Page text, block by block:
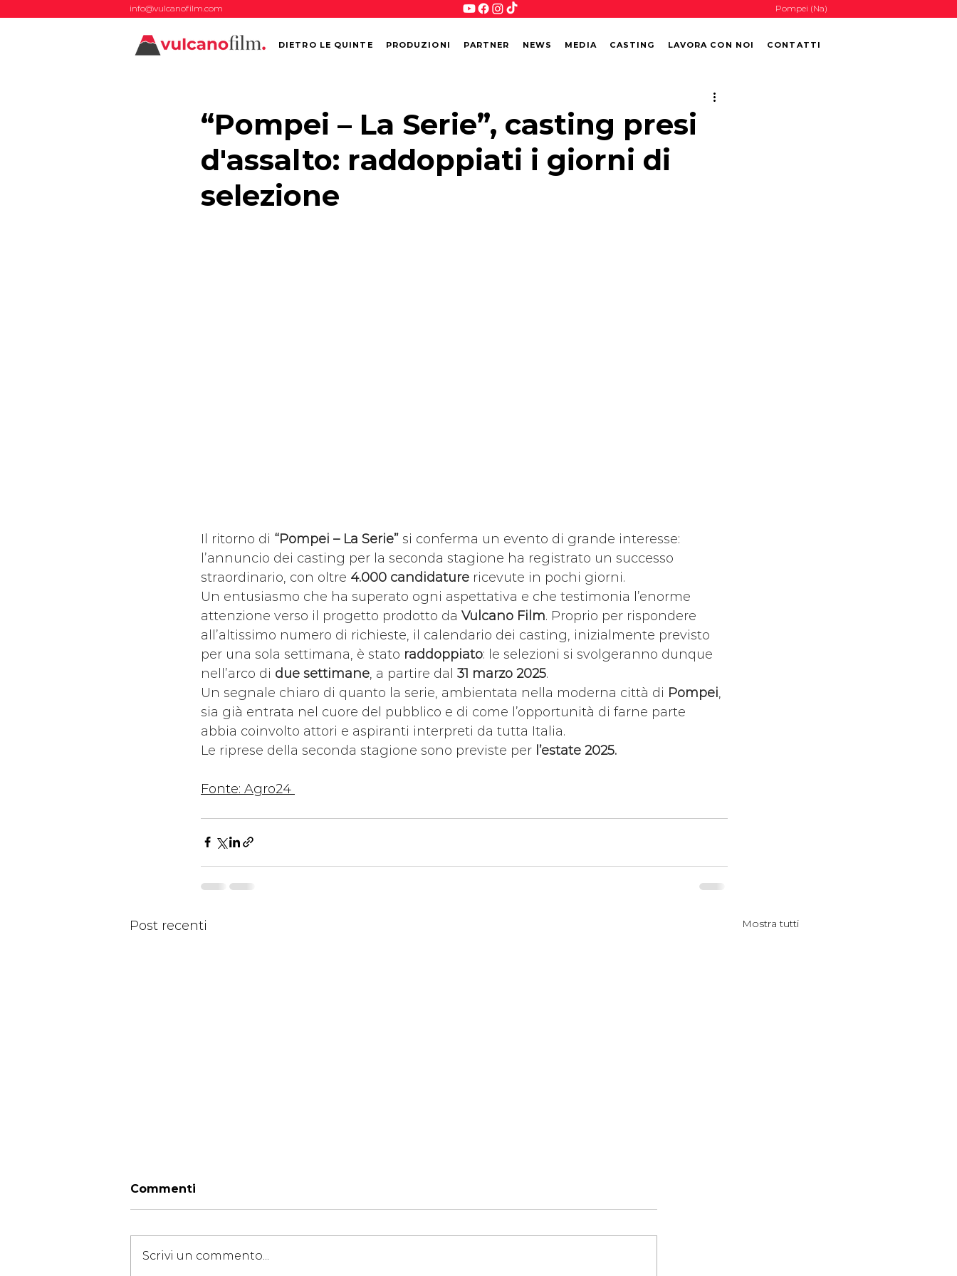
info@vulcanofilm.com Pompei (Na)
DIETRO LE QUINTE PRODUZIONI PARTNER NEWS MEDIA CASTING LAVORA CON NOI CONTATTI
“Pompei – La Serie”, casting presi
d'assalto: raddoppiati i giorni di
selezione
Il ritorno di “Pompei – La Serie” si conferma un evento di grande interesse:
l’annuncio dei casting per la seconda stagione ha registrato un successo
straordinario, con oltre 4.000 candidature ricevute in pochi giorni.
Un entusiasmo che ha superato ogni aspettativa e che testimonia l’enorme
attenzione verso il progetto prodotto da Vulcano Film. Proprio per rispondere
all’altissimo numero di richieste, il calendario dei casting, inizialmente previsto
per una sola settimana, è stato raddoppiato: le selezioni si svolgeranno dunque
nell’arco di due settimane, a partire dal 31 marzo 2025.
Un segnale chiaro di quanto la serie, ambientata nella moderna città di Pompei,
sia già entrata nel cuore del pubblico e di come l’opportunità di farne parte
abbia coinvolto attori e aspiranti interpreti da tutta Italia.
Le riprese della seconda stagione sono previste per l’estate 2025.
Fonte: Agro24
Post recenti Mostra tutti
Commenti
Scrivi un commento...